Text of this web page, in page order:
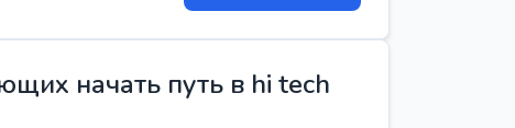
начать путь в hi tech